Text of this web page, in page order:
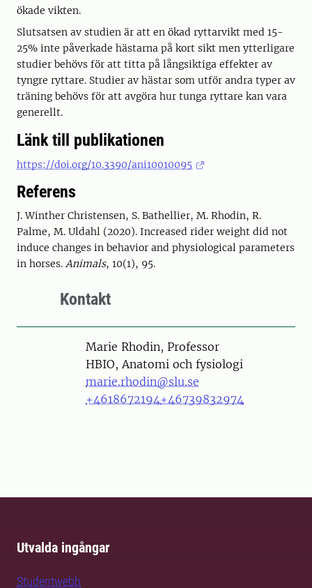
ökade vikten.
Slutsatsen av studien är att en ökad ryttarvikt med 15-
25% inte påverkade hästarna på kort sikt men ytterligare
studier behövs för att titta på långsiktiga effekter av
tyngre ryttare. Studier av hästar som utför andra typer av
träning behövs för att avgöra hur tunga ryttare kan vara
generellt.
Länk till publikationen
https://doi.org/10.3390/ani10010095
Referens
J. Winther Christensen, S. Bathellier, M. Rhodin, R.
Palme, M. Uldahl (2020). Increased rider weight did not
induce changes in behavior and physiological parameters
in horses. Animals, 10(1), 95.
Kontakt
PersonMarie Rhodin, Professor
HBIO, Anatomi och fysiologi
marie.rhodin@slu.se
+4618672194+46739832974
Utvalda ingångar
Studentwebb